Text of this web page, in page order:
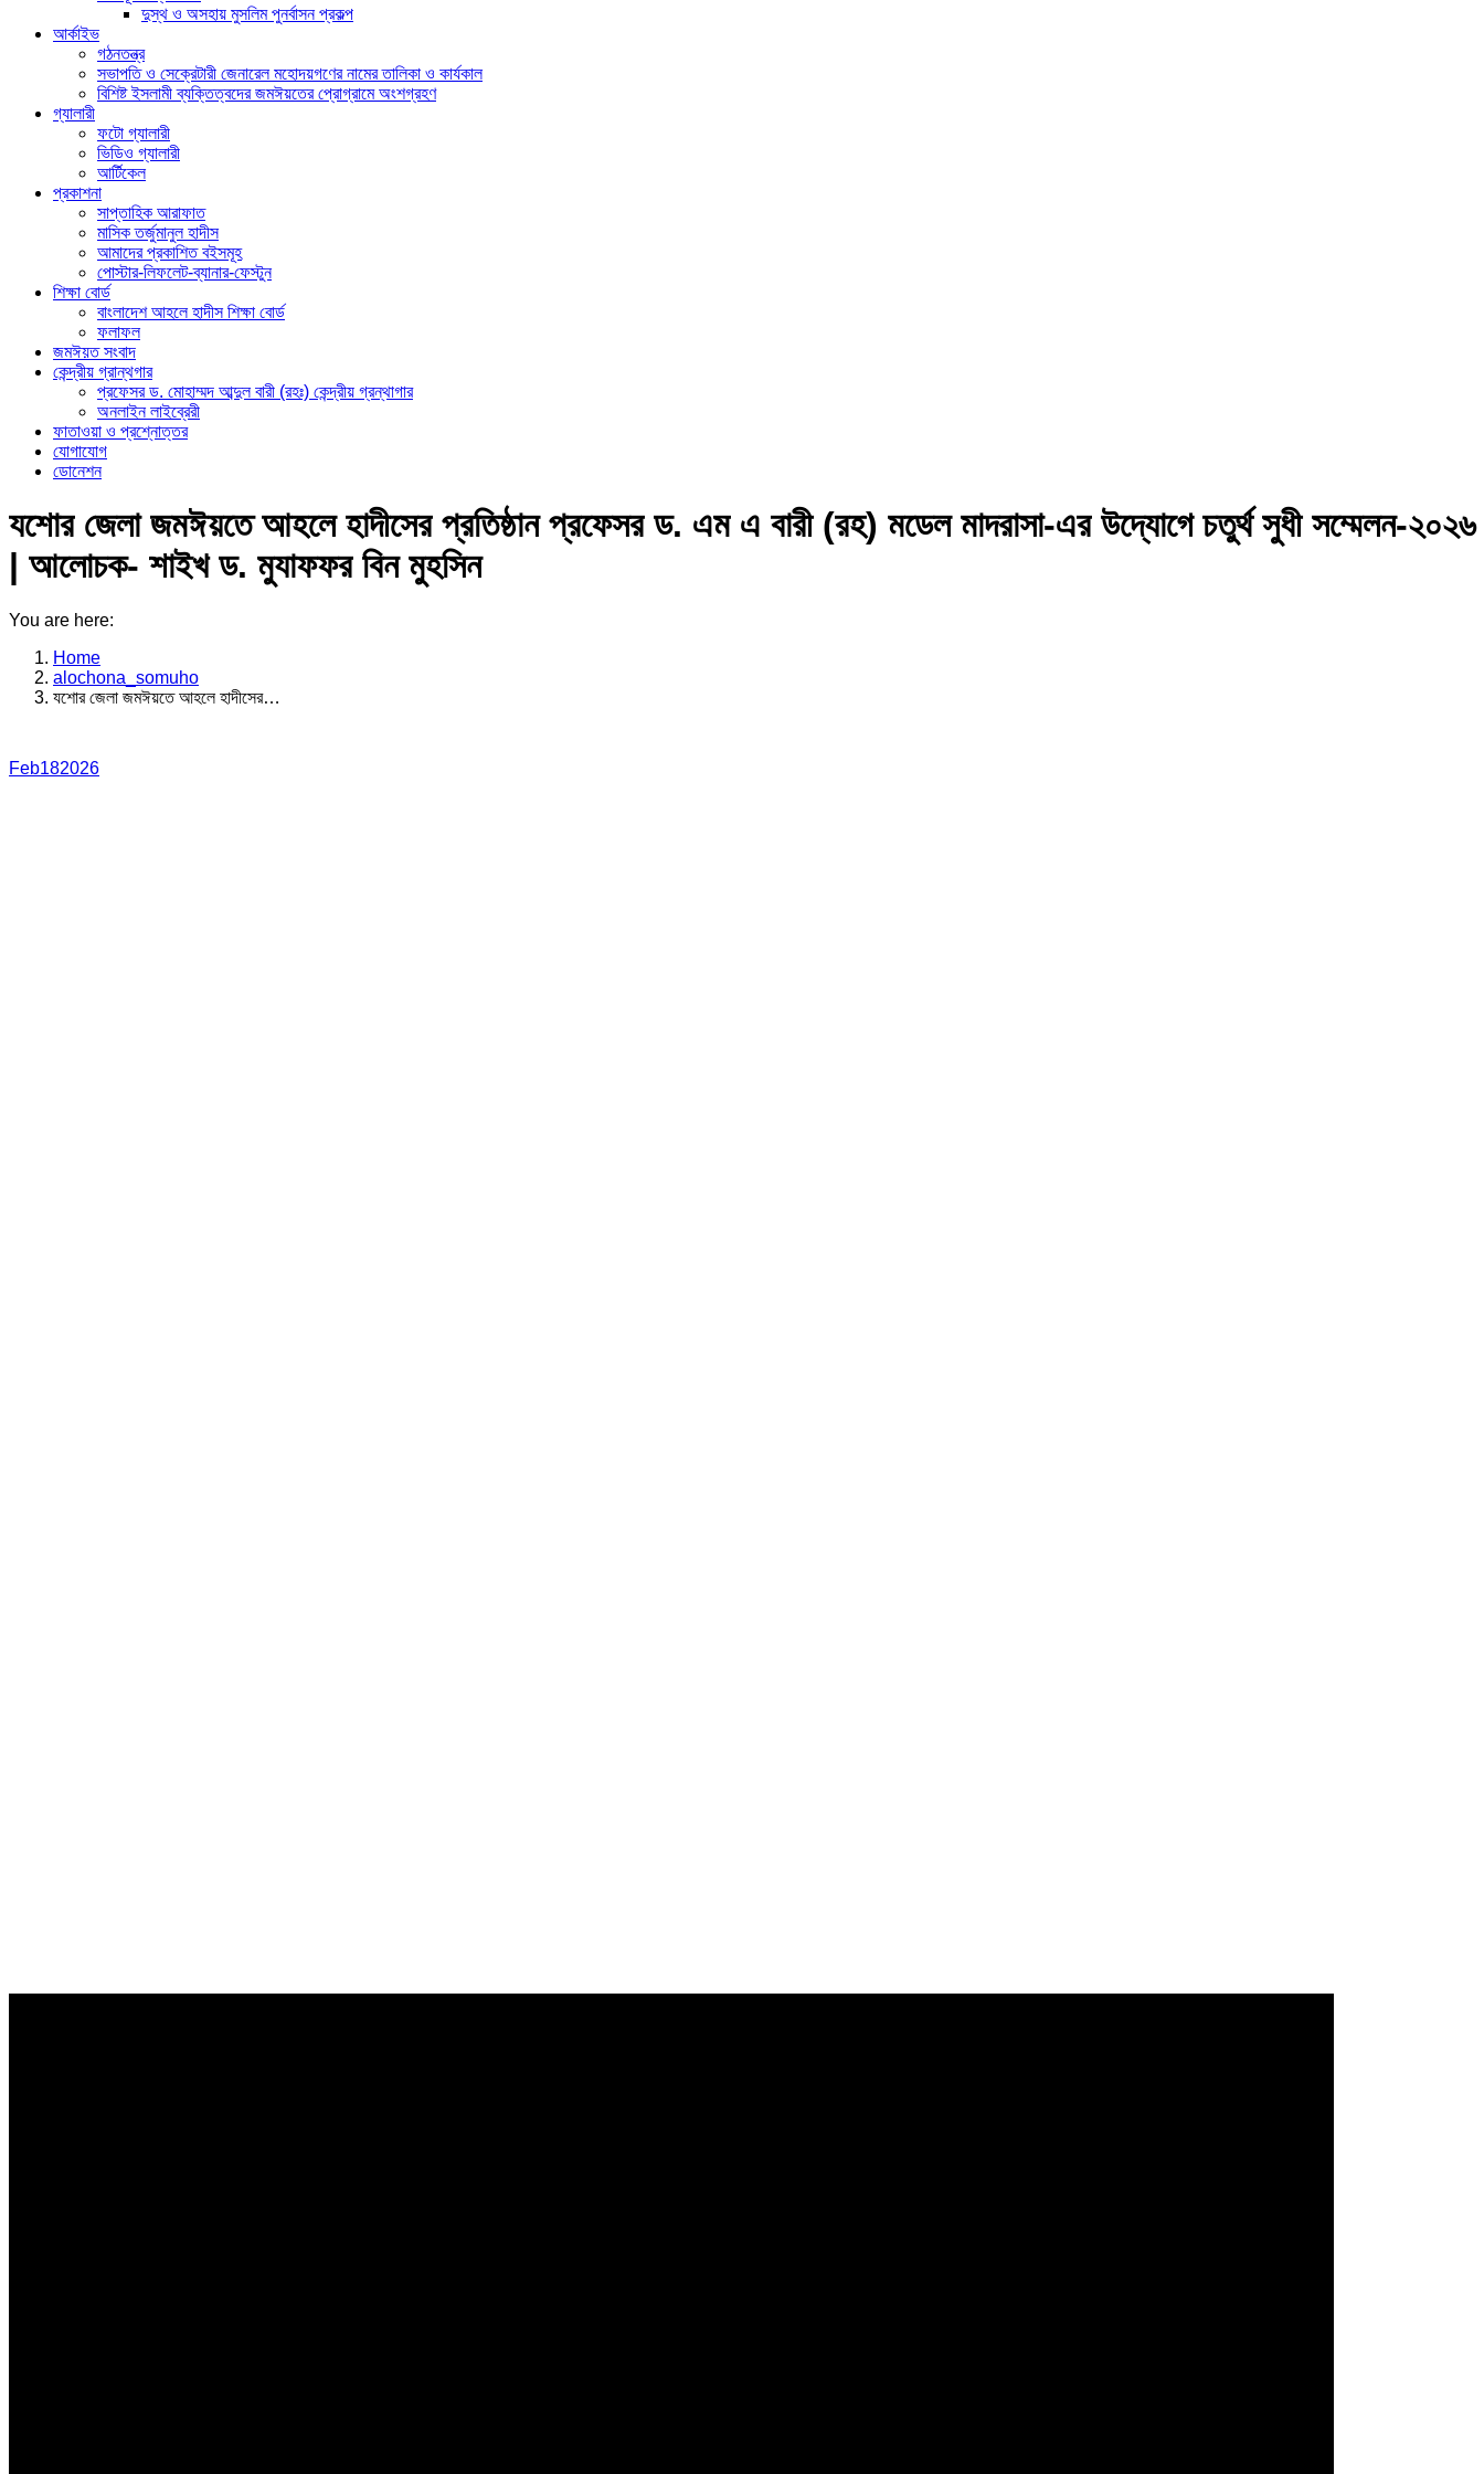
দুস্থ ও অসহায় মুসলিম পুনর্বাসন প্রকল্প
আর্কাইভ
গঠনতন্ত্র
সভাপতি ও সেক্রেটারী জেনারেল মহোদয়গণের নামের তালিকা ও কার্যকাল
বিশিষ্ট ইসলামী ব্যক্তিত্বদের জমঈয়তের প্রোগ্রামে অংশগ্রহণ
গ্যালারী
ফটো গ্যালারী
ভিডিও গ্যালারী
আর্টিকেল
প্রকাশনা
সাপ্তাহিক আরাফাত
মাসিক তর্জুমানুল হাদীস
আমাদের প্রকাশিত বইসমূহ
পোস্টার-লিফলেট-ব্যানার-ফেস্টুন
শিক্ষা বোর্ড
বাংলাদেশ আহলে হাদীস শিক্ষা বোর্ড
ফলাফল
জমঈয়ত সংবাদ
কেন্দ্রীয় গ্রান্থগার
প্রফেসর ড. মোহাম্মদ আব্দুল বারী (রহঃ) কেন্দ্রীয় গ্রন্থাগার
অনলাইন লাইব্রেরী
ফাতাওয়া ও প্রশ্নোত্তর
যোগাযোগ
ডোনেশন
যশোর জেলা জমঈয়তে আহলে হাদীসের প্রতিষ্ঠান প্রফেসর ড. এম এ বারী (রহ) মডেল মাদরাসা-এর উদ্যোগে চতুর্থ সুধী সম্মেলন-২০২৬
| আলোচক- শাইখ ড. মুযাফফর বিন মুহসিন
You are here:
Home
alochona_somuho
যশোর জেলা জমঈয়তে আহলে হাদীসের…
Feb182026